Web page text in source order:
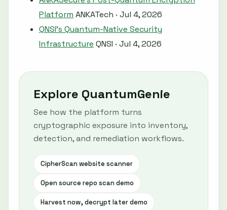
Platform ANKATech · Jul 4, 2026
QNSI's Quantum-Native Security
Infrastructure QNSI · Jul 4, 2026
Explore QuantumGenie
See how the platform turns
cryptographic exposure into inventory,
detection, and remediation workflows.
CipherScan website scanner
Open source repo scan demo
Harvest now, decrypt later demo